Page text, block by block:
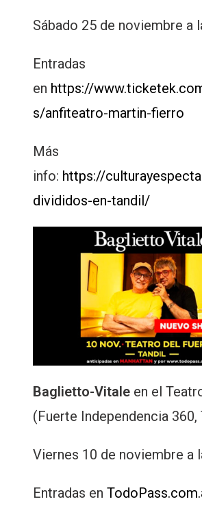
Sábado 25 de noviembre a
Entradas
en https://
s/anfiteatro-martin-fierro
Más
info: https://
divididos-en-tandil/
Baglietto-Vitale en el
(Fuerte Independencia 360,
Viernes 10 de noviembre a
Entradas en